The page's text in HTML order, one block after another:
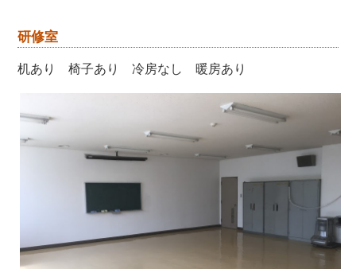
研修室
机あり 椅子あり 冷房なし 暖房あり